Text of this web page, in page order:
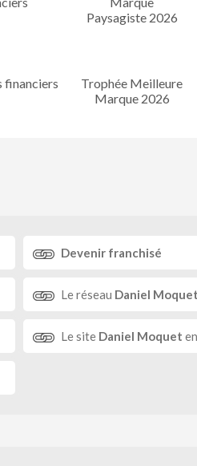
financiers
Trophée Meilleure
Marque 2026
Devenir franchisé
Le réseau Daniel
Le site Daniel Moquet